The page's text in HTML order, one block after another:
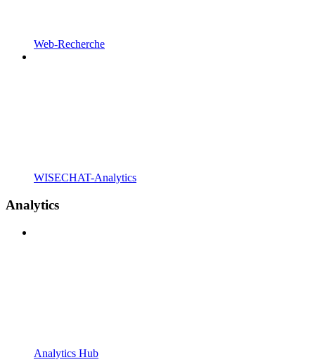
Web-Recherche
WISECHAT-Analytics
Analytics
Analytics Hub